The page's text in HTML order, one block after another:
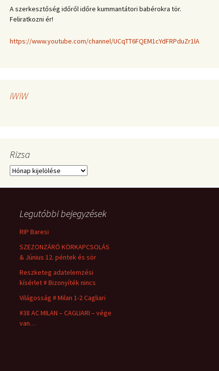
A szerkesztőség időről időre kummantátori babérokra tör.
Feliratkozni ér!
https://www.youtube.com/channel/UCqTT6FQEM1cYdFRPduZr1lA
iWiW
Rizsa
Rizsa
Legutóbbi bejegyzések
RIP Baresi
SZEZONZÁRÓ KÖRKAPCSOLÁS
& Június 12. péntek és sör
Reszketeg adatelemzési
kísérlet # Bizonyíték nincs
Világosság # Milan 1-2 Cagliari
#38 AC MILAN – CAGLIARI – vége
van…